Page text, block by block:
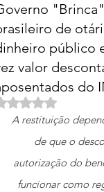
de
público
valor
do
Avaliado com
A restituição
de que o
autorização do
funcionar como